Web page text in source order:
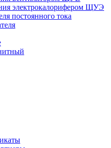
электрокалорифером ЩУЭ
постоянного тока